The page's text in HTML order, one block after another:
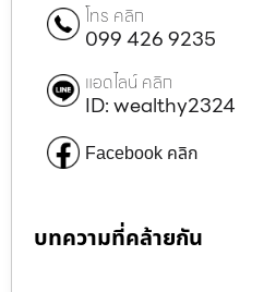
โทร คลิก
099 426 9235
แอดไลน์ คลิก
ID: wealthy2324
Facebook คลิก
บทความที่คล้ายกัน